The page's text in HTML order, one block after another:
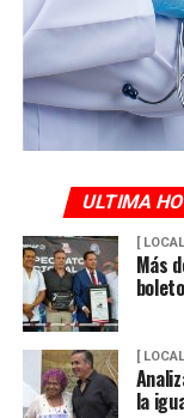
ULTIMA
[ LOCAL ]
Más
[ LOCAL ]
la